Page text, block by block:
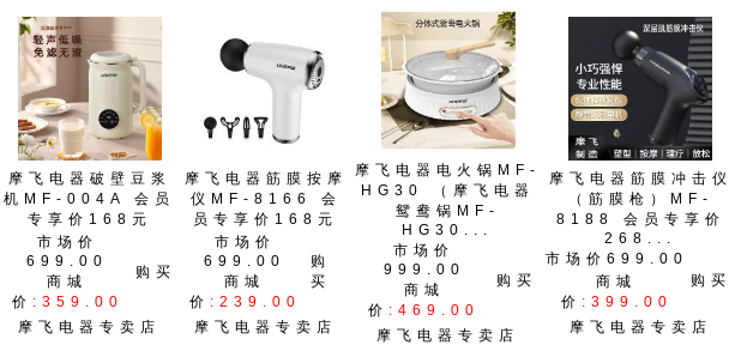
摩飞电器破壁豆浆
机MF-004A 会员
专享价168元
市场价
699.00
购买
商城
价 :359.00
摩飞电器专卖店
摩飞电器筋膜按摩
仪MF-8166 会
员专享价168元
市场价
699.00
购
买
商城
价 :239.00
摩飞电器专卖店
摩飞电器电火锅MF-
HG30 （摩飞电器
鸳鸯锅MF-
HG30...
市场价
999.00
购买
商城
价 :469.00
摩飞电器专卖店
摩飞电器筋膜冲击仪
（筋膜枪）MF-
8188 会员专享价
268...
市场价699.00
购买
商城
价 :399.00
摩飞电器专卖店